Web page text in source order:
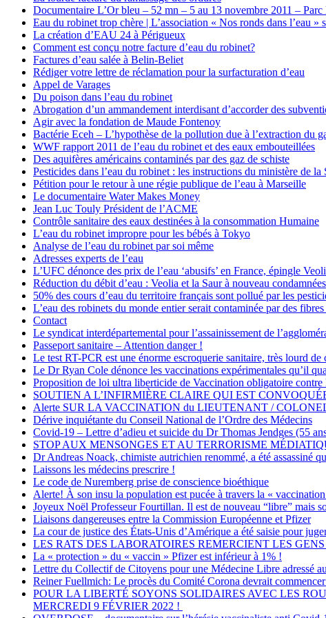
Documentaire L’Or bleu – 52 mn – 5 au 13 novembre 2011 – Parc
Eau du robinet trop chère | L’association « Nos ronds dans l’eau »
La création d’EAU 24 à Périgueux
Comment est conçu notre facture d’eau du robinet?
Factures d’eau salée à Belin-Beliet
Rédiger votre lettre de réclamation pour la surfacturation d’eau
Appel de Varages
Du poison dans l’eau du robinet
Abrogation d’un ammandement interdisant d’accorder des
Agir avec la fondation de Maude Fontenoy
Bactérie Eceh – L’hypothèse de la pollution due à l’extraction du
WWF rapport 2011 de l’eau du robinet et des eaux embouteillées
Des aquifères américains contaminés par des gaz de schiste
Pesticides dans l’eau du robinet : les instructions du ministère de la
Pétition pour le retour à une régie publique de l’eau à Marseille
Le documentaire Water Makes Money
Jean Luc Touly Président de l’ACME
Contrôle sanitaire des eaux destinées à la consommation Humaine
L’eau du robinet impropre pour les bébés à Tokyo
Analyse de l’eau du robinet par soi même
Adresses experts de l’eau
L’UFC dénonce des prix de l’eau ‘abusifs’ en France, épingle
Réduction du débit d’eau : Veolia et la Saur à nouveau condamnées
50% des cours d’eau du territoire français sont pollué par les
L’eau des robinets du monde entier serait contaminée par des
Contact
Le syndicat interdépartemental pour l’assainissement de
Passeport sanitaire – Attention danger !
Le test RT-PCR est une énorme escroquerie sanitaire, très lourd de
Le Dr Ryan Cole dénonce les vaccinations expérimentales qu’il
Proposition de loi ultra liberticide de Vaccination obligatoire
SOUTIEN A L’INFIRMIÈRE CLAIRE QUI EST
Alerte SUR LA VACCINATION du LIEUTENANT / COLONEL
Dérive inquiétante du Conseil National de l’Ordre des Médecins
Covid-19 – Lettre d’adieu et suicide du Dr Thomas Jendges (55
STOP AUX MENSONGES ET AU TERRORISME
Dr Andreas Noack, chimiste autrichien renommé, a été assassiné
Laissons les médecins prescrire !
Le code de Nuremberg prise de conscience bioéthique
Alerte! À son insu la population est pucée à travers la «
Joyeux Noël Professeur Fourtillan. Il est de nouveau “libre” mais
Liaisons dangereuses entre la Commission Européenne et Pfizer
La cour de justice des États-Unis d’Amérique a été saisie pour
LES RATS DES LABORATOIRES REMERCIENT LES
La « protection » du « vaccin » Pfizer est inférieur à 1% !
Lettre du Collectif de Citoyens pour une Médecine Libre adressé
Reiner Fuellmich: Le procès du Comité Corona devrait
POUR LA LIBERTÉ SOYONS SOLIDAIRES AVEC LES
MERCREDI 9 FÉVRIER 2022 !